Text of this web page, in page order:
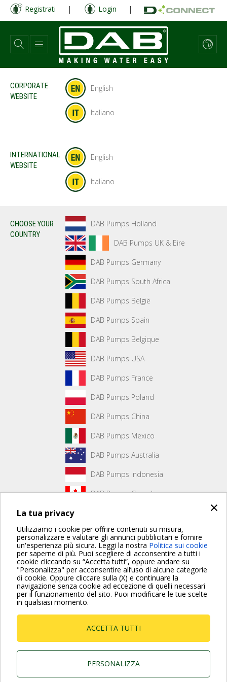
×
La tua privacy
Utilizziamo i cookie per offrire contenuti su misura,
personalizzare e valutare gli annunci pubblicitari e fornire
un'esperienza più sicura. Leggi la nostra Politica sui cookie
per saperne di più. Puoi scegliere di acconsentire a tutti i
cookie cliccando su “Accetta tutti”, oppure andare su
"Personalizza" per acconsentire all’uso di alcune categorie
di cookie. Oppure cliccare sulla (X) e continuare la
navigazione senza cookie ad eccezione di quelli necessari
per il funzionamento del sito. Puoi modificare le tue scelte
in qualsiasi momento.
ACCETTA TUTTI
PERSONALIZZA
Salta
contenuto
principale
Registrati | Login |
CORPORATE
WEBSITE
English
Italiano
INTERNATIONAL
WEBSITE
English
Italiano
CHOOSE YOUR
COUNTRY
DAB Pumps Holland
DAB Pumps UK & Eire
DAB Pumps Germany
DAB Pumps South Africa
DAB Pumps België
DAB Pumps Spain
DAB Pumps Belgique
DAB Pumps USA
DAB Pumps France
DAB Pumps Poland
DAB Pumps China
DAB Pumps Mexico
DAB Pumps Australia
DAB Pumps Indonesia
DAB Pumps Canada
Non è stato creato alcun contenuto per la prima pagina.
Per maggiori informazioni consulta anche le Domande più
Frequenti
P.I. 03675230282 - R.E.A. Padova N. 328200- Cap.